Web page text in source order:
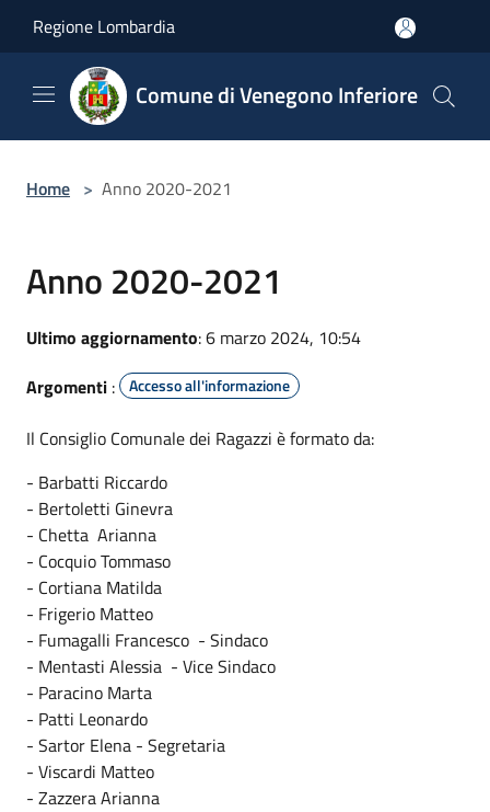
Regione Lombardia
Comune di Venegono Inferiore
Home > Anno 2020-2021
Anno 2020-2021
Ultimo aggiornamento: 6 marzo 2024, 10:54
Argomenti : Accesso all'informazione
Il Consiglio Comunale dei Ragazzi è formato da:
- Barbatti Riccardo
- Bertoletti Ginevra
- Chetta Arianna
- Cocquio Tommaso
- Cortiana Matilda
- Frigerio Matteo
- Fumagalli Francesco - Sindaco
- Mentasti Alessia - Vice Sindaco
- Paracino Marta
- Patti Leonardo
- Sartor Elena - Segretaria
- Viscardi Matteo
- Zazzera Arianna